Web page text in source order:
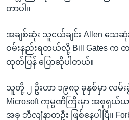
တာပါ။
အချစ်ဆုံး သူငယ်ချင်း Allen သ
ဝမ်းနည်းရတယ်လို့ Bill Gates က
ထုတ်ပြန် ပြောဆိုပါတယ်။
သူတို့ ၂ ဦးဟာ ၁၉၈၃ ခုနှစ်မှာ လမ်
Microsoft ကုမ္ပဏီကြီးမှာ အစု
အခု ဘီလျံနာတဦး ဖြစ်နေပါပြီ။